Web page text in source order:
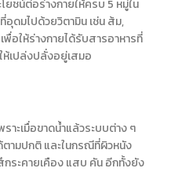
ยชน์ต่อร่างกายให้ครบ 5 หมู่ใน
อุดมไปด้วยวิตามิน เช่น ส้ม,
พื่อให้ร่างกายได้รับสารอาหารที่
เปล่งปลั่งอยู่เสมอ
าะเมื่อขาดน้ำแล้วระบบต่าง ๆ
ตามปกติ และในกรณีที่ผิวหนัง
กระคายเคือง แสบ คัน อีกทั้งยัง